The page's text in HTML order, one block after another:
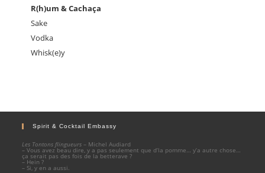
R(h)um & Cachaça
Sake
Vodka
Whisk(e)y
Spirit & Cocktail Embassy
Les Tontons flingueurs – Michel Audiard
– Vous avez beau dire, y a pas seulement que d’la pomme… y’a autre chose…
ça serait pas des fois de la betterave ?
– Hein ?
– Si, y en a aussi.